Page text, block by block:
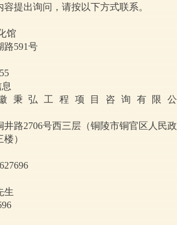
提出询问，请按以下方式联系。
馆
路591号
秉弘工程项目咨询有限公
井路2706号西三层（铜陵市铜官区人民政
）
张先生
张先生